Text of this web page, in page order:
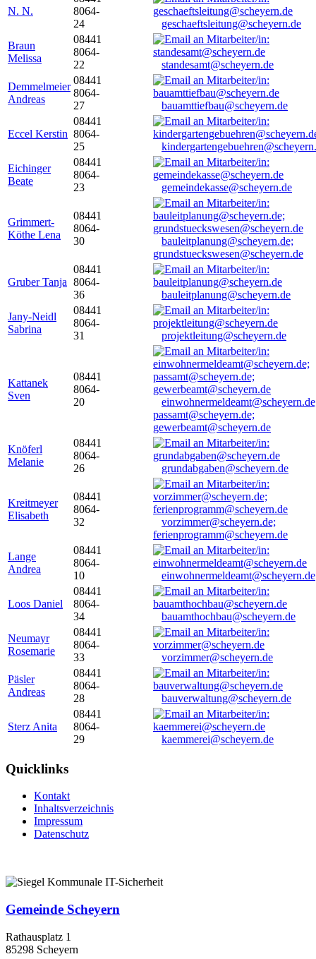
N. N.
8064-
24
geschaeftsleitung@scheyern.de
Braun
Melissa
08441
8064-
22
standesamt@scheyern.de
Demmelmeier
Andreas
08441
8064-
27
bauamttiefbau@scheyern.de
Eccel Kerstin
08441
8064-
25
Eichinger
Beate
08441
8064-
23
gemeindekasse@scheyern.de
Grimmert-
Köthe Lena
08441
8064-
30
bauleitplanung@scheyern.de;
grundstueckswesen@scheyern.de
Gruber Tanja
08441
8064-
36
bauleitplanung@scheyern.de
Jany-Neidl
Sabrina
08441
8064-
31
projektleitung@scheyern.de
Kattanek
Sven
08441
8064-
20
passamt@scheyern.de;
gewerbeamt@scheyern.de
Knöferl
Melanie
08441
8064-
26
grundabgaben@scheyern.de
Kreitmeyer
Elisabeth
08441
8064-
32
vorzimmer@scheyern.de;
ferienprogramm@scheyern.de
Lange
Andrea
08441
8064-
10
einwohnermeldeamt@scheyern.de
Loos Daniel
08441
8064-
34
bauamthochbau@scheyern.de
Neumayr
Rosemarie
08441
8064-
33
vorzimmer@scheyern.de
Päsler
Andreas
08441
8064-
28
bauverwaltung@scheyern.de
Sterz Anita
08441
8064-
29
kaemmerei@scheyern.de
Quicklinks
Kontakt
Inhaltsverzeichnis
Impressum
Datenschutz
Gemeinde Scheyern
Rathausplatz 1
85298 Scheyern